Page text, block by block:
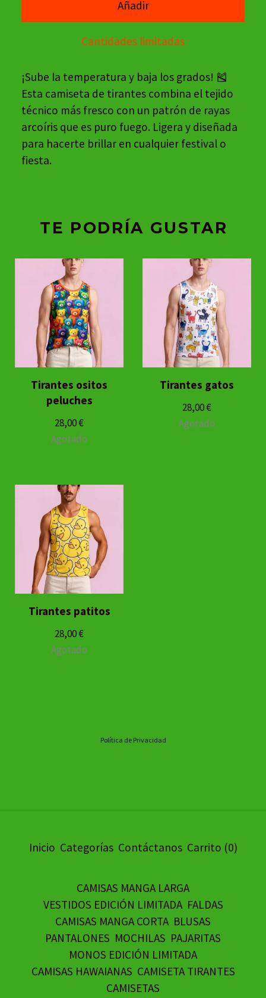
Añadir
Cantidades limitadas
¡Sube la temperatura y baja los grados! 🎽
Esta camiseta de tirantes combina el tejido
técnico más fresco con un patrón de rayas
arcoíris que es puro fuego. Ligera y diseñada
para hacerte brillar en cualquier festival o
fiesta.
TE PODRÍA GUSTAR
Tirantes ositos
peluches
28,00€
Agotado
Tirantes gatos
28,00€
Agotado
Tirantes patitos
28,00€
Agotado
Política de Privacidad
Inicio Categorías Contáctanos Carrito (0)
CAMISAS MANGA LARGA
VESTIDOS EDICIÓN LIMITADA FALDAS
CAMISAS MANGA CORTA BLUSAS
PANTALONES MOCHILAS PAJARITAS
MONOS EDICIÓN LIMITADA
CAMISAS HAWAIANAS CAMISETA TIRANTES
CAMISETAS